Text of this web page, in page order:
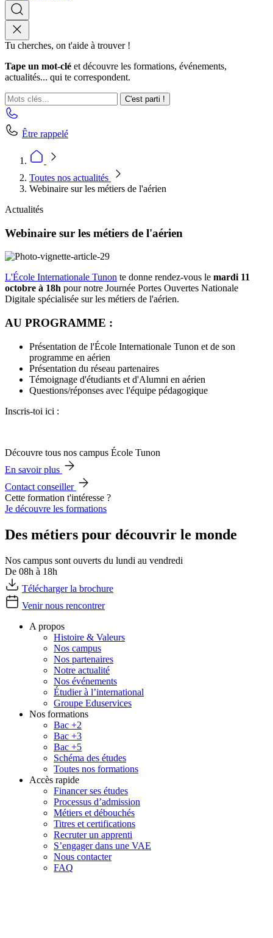
Tu cherches, on t'aide à trouver !
Tape un mot-clé et découvre les formations, événements,
actualités... qui te correspondent.
C'est parti !
Être rappelé
Toutes nos actualités
Webinaire sur les métiers de l'aérien
Actualités
Webinaire sur les métiers de l'aérien
L'École Internationale Tunon te donne rendez-vous le mardi 11
octobre à 18h pour notre Journée Portes Ouvertes Nationale
Digitale spécialisée sur les métiers de l'aérien.
AU PROGRAMME :
Présentation de l'École Internationale Tunon et de son
programme en aérien
Présentation du réseau partenaires
Témoignage d'étudiants et d'Alumni en aérien
Questions/réponses avec l'équipe pédagogique
Inscris-toi ici :
Découvre tous nos campus École Tunon
En savoir plus
Contact conseiller
Cette formation t'intéresse ?
Je découvre les formations
Des métiers pour découvrir le monde
Nos campus sont ouverts du lundi au vendredi
De 08h à 18h
Télécharger la brochure
Venir nous rencontrer
A propos
Histoire & Valeurs
Nos campus
Nos partenaires
Notre actualité
Nos événements
Étudier à l’international
Groupe Eduservices
Nos formations
Bac +2
Bac +3
Bac +5
Schéma des études
Toutes nos formations
Accès rapide
Financer ses études
Processus d’admission
Métiers et débouchés
Titres et certifications
Recruter un apprenti
S’engager dans une VAE
Nous contacter
FAQ